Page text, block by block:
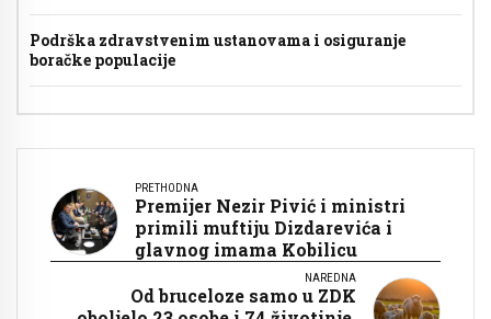
Podrška zdravstvenim ustanovama i osiguranje
boračke populacije
PRETHODNA
Premijer Nezir Pivić i ministri
primili muftiju Dizdarevića i
glavnog imama Kobilicu
NAREDNA
Od bruceloze samo u ZDK